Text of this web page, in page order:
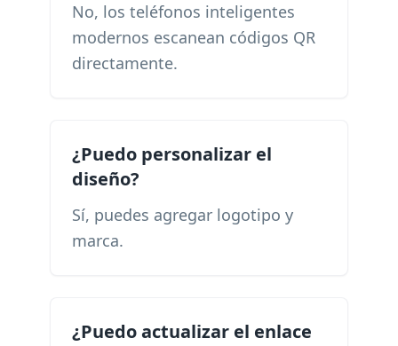
No, los teléfonos inteligentes
modernos escanean códigos QR
directamente.
¿Puedo personalizar el
diseño?
Sí, puedes agregar logotipo y
marca.
¿Puedo actualizar el enlace